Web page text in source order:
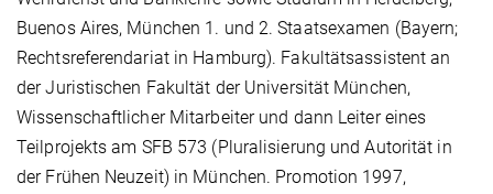
Buenos Aires, München 1. und 2. Staatsexamen (Bayern;
Rechtsreferendariat in Hamburg). Fakultätsassistent an
der Juristischen Fakultät der Universität München,
Wissenschaftlicher Mitarbeiter und dann Leiter eines
Teilprojekts am SFB 573 (Pluralisierung und Autorität in
der Frühen Neuzeit) in München. Promotion 1997,